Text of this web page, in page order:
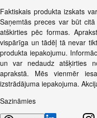
Faktiskais produkta izskats
Saņemtās preces var būt
atškirties pēc formas.
vispārīga un tādēļ tā nevar
produkta iepakojumu.
un var nedaudz atšķirties
aprakstā. Mēs vienmēr
izstrādājuma iepakojuma.
Sazināmies